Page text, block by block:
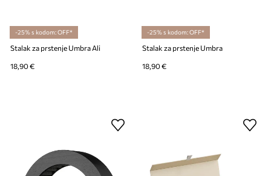
-25% s kodom: OFF*
Stalak za prstenje Umbra Ali
18,90 €
-25% s kodom: OFF*
Stalak za prstenje Umbra
18,90 €